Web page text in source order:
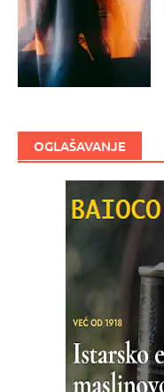
OGLAŠAVANJE